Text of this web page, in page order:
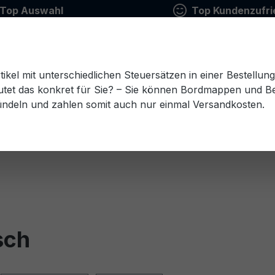
Top Auswahl Top
Estnisch Finnisch Französisch Griechisch
mit unterschiedlichen Steuersätzen in einer
das konkret für Sie? – Sie können Bordmappen und
und zahlen somit auch nur einmal Versandkosten.